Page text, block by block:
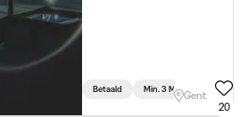
Betaald Min. 3 Maand Voltijds
Gent
20